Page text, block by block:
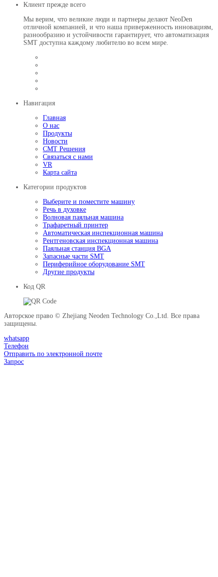
Клиент прежде всего
Мы верим, что великие люди и партнеры делают NeoDen
отличной компанией, и что наша приверженность инновациям,
разнообразию и устойчивости гарантирует, что автоматизация
SMT доступна каждому любителю во всем мире.
Навигация
Главная
О нас
Продукты
Новости
СМТ Решения
Связаться с нами
VR
Карта сайта
Категории продуктов
Выберите и поместите машину
Речь в духовке
Волновая паяльная машина
Трафаретный принтер
Автоматическая инспекционная машина
Рентгеновская инспекционная машина
Паяльная станция BGA
Запасные части SMT
Периферийное оборудование SMT
Другие продукты
Код QR
Авторское право © Zhejiang Neoden Technology Co.,Ltd. Все права
защищены.
whatsapp
Телефон
Отправить по электронной почте
Запрос